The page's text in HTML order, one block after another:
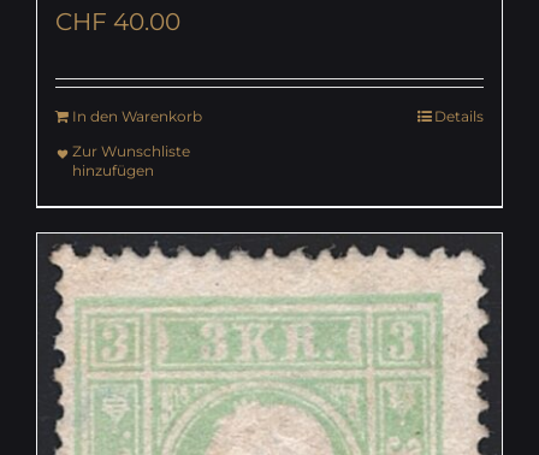
CHF 40.00
In den Warenkorb
Details
Zur Wunschliste
hinzufügen